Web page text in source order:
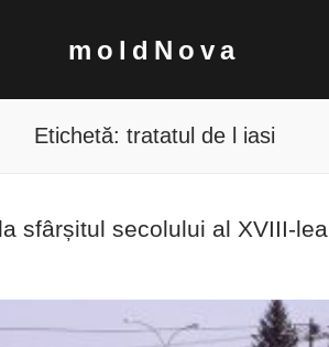
moldNova
Etichetă: tratatul de l iasi
sfârșitul secolului al XVIII-lea